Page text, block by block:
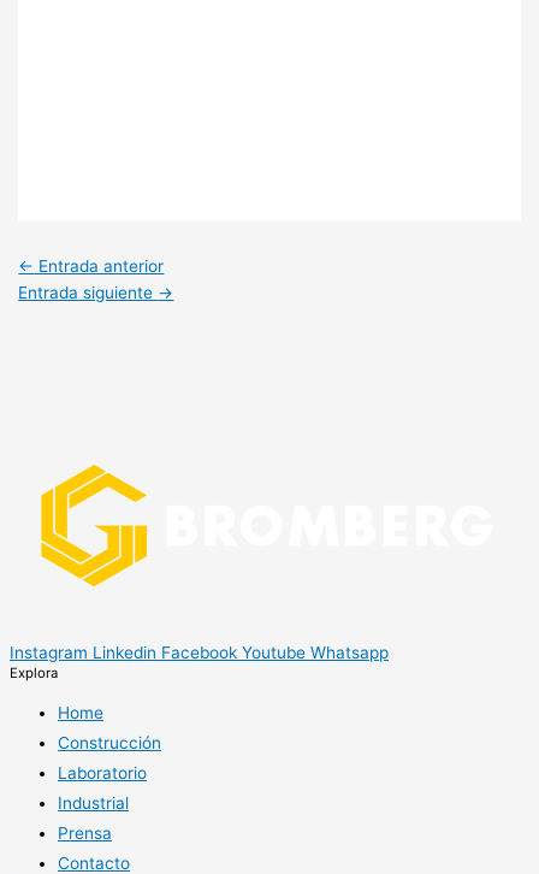
← Entrada anterior
Entrada siguiente →
Instagram Linkedin Facebook Youtube Whatsapp
Explora
Home
Construcción
Laboratorio
Industrial
Prensa
Contacto